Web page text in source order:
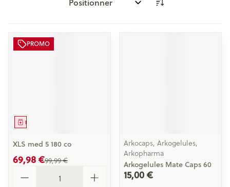
Trier par:
PROMO
Médicament
XLS med 5 180 co
99,99 €
69,98 €
Arkocaps, Arkogelules,
Arkopharma
Arkogelules Mate Caps 60
15,00 €